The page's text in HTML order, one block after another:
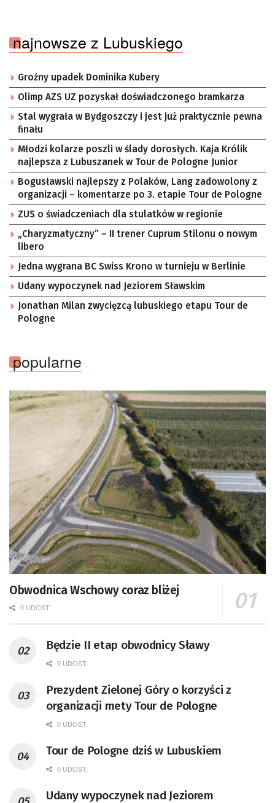
najnowsze z Lubuskiego
Groźny upadek Dominika Kubery
Olimp AZS UZ pozyskał doświadczonego bramkarza
Stal wygrała w Bydgoszczy i jest już praktycznie pewna
finału
Młodzi kolarze poszli w ślady dorosłych. Kaja Królik
najlepsza z Lubuszanek w Tour de Pologne Junior
Bogusławski najlepszy z Polaków, Lang zadowolony z
organizacji – komentarze po 3. etapie Tour de Pologne
ZUS o świadczeniach dla stulatków w regionie
„Charyzmatyczny” – II trener Cuprum Stilonu o nowym
libero
Jedna wygrana BC Swiss Krono w turnieju w Berlinie
Udany wypoczynek nad Jeziorem Sławskim
Jonathan Milan zwycięzcą lubuskiego etapu Tour de
Pologne
popularne
Obwodnica Wschowy coraz bliżej
0 UDOST.
Będzie II etap obwodnicy Sławy
0 UDOST.
Prezydent Zielonej Góry o korzyści z
organizacji mety Tour de Pologne
0 UDOST.
Tour de Pologne dziś w Lubuskiem
0 UDOST.
Udany wypoczynek nad Jeziorem